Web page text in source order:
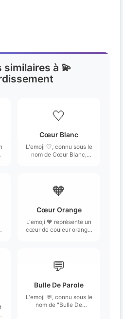
similaires à 💫
🤍
Cœur Blanc
L'emoji 🤍, connu sous le
nom de Cœur Blanc,
🧡
Cœur Orange
L'emoji 🧡 représente un
cœur de couleur orange,
💬
Bulle De Parole
L'emoji 💬, connu sous le
nom de "Bulle De